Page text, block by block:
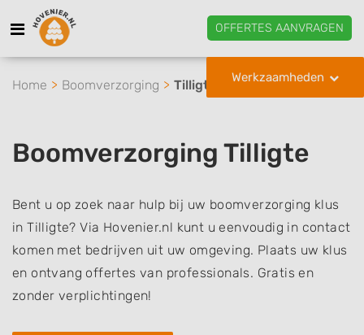
OFFERTES AANVRAGEN
Werkzaamheden
Home Boomverzorging Tilligte
Boomverzorging Tilligte
Bent u op zoek naar hulp bij uw boomverzorging klus
in Tilligte? Via Hovenier.nl kunt u eenvoudig in contact
komen met bedrijven uit uw omgeving. Plaats uw klus
en ontvang offertes van professionals. Gratis en
zonder verplichtingen!